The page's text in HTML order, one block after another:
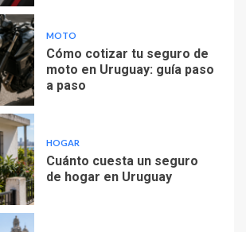
MOTO
Cómo cotizar tu seguro de
moto en Uruguay: guía paso
a paso
HOGAR
Cuánto cuesta un seguro
de hogar en Uruguay